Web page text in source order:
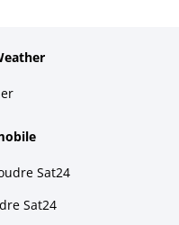
Sat24
Sat24